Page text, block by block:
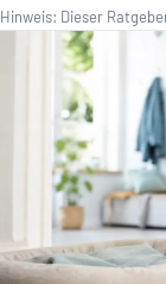
Hinweis: Dieser